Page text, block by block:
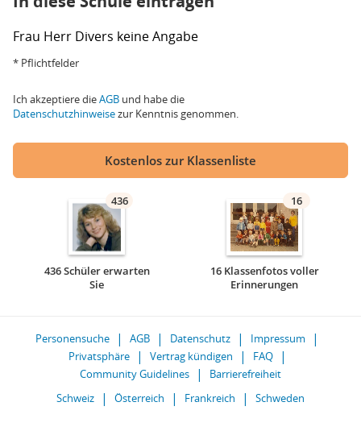
Frau Herr Divers keine Angabe
* Pflichtfelder
Ich akzeptiere dieAGB und habe die
Datenschutzhinweisezur Kenntnis genommen.
Kostenlos zur Klassenliste
436
436 Schüler erwarten
Sie
16
16 Klassenfotos voller
Erinnerungen
Personensuche AGB Datenschutz
Impressum
Privatsphäre
Vertrag kündigen
FAQ
Community Guidelines
Barrierefreiheit
Schweiz
Österreich Frankreich Schweden